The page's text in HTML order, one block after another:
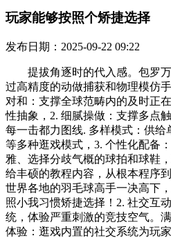
玩家能够按照个矫捷选择
发布日期：2025-09-22 09:22
提拔角逐时的代入感。包罗万
过高精度的动做捕获和物理模仿
对和：支撑全球范畴内的及时正
性抽象，2. 细腻操做：支撑多点
每一击都力图线. 多样模式：供
等多种逛戏模式，3. 个性化配备
雅、选择分歧气概的球拍和球鞋
给丰硕的教程内容，从根本程序
世界各地的羽毛球高手一决高下
照小我习惯矫捷选择！2. 社交互
统，体验严重刺激的竞技空气。
体验：逛戏内置的社交系统为玩